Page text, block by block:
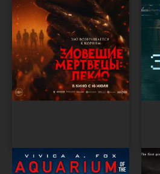
Аквариум мертвецов